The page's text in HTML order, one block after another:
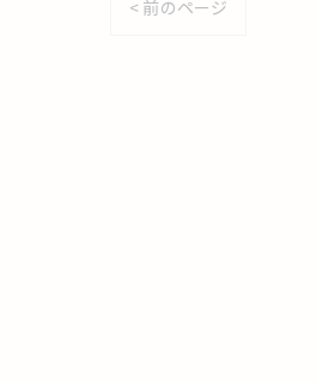
< 前のページ